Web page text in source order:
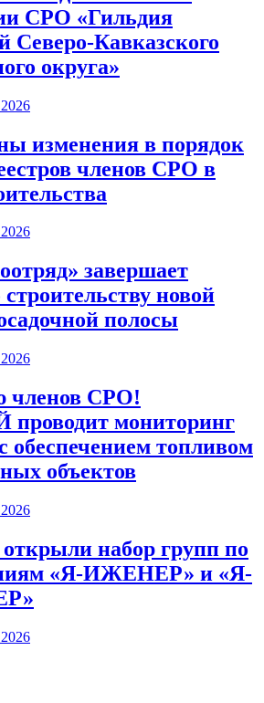
СРО «Гильдия
Северо-Кавказского
округа»
изменения в порядок
членов СРО в
завершает
новой
полосы
членов СРО!
мониторинг
обеспечением топливом
объектов
набор групп по
«Я-ИЖЕНЕР» и «Я-